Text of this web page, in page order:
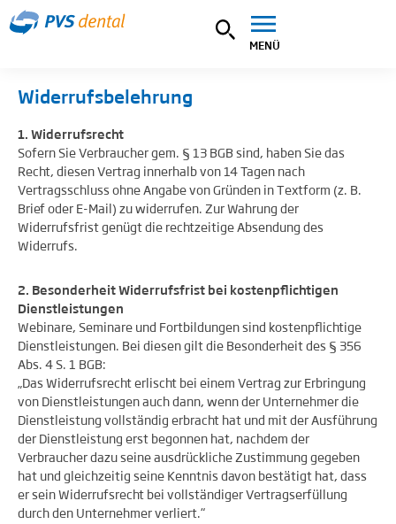
MENÜ
Widerrufsbelehrung
1. Widerrufsrecht
Sofern Sie Verbraucher gem. § 13 BGB sind, haben Sie das
Recht, diesen Vertrag innerhalb von 14 Tagen nach
Vertragsschluss ohne Angabe von Gründen in Textform (z. B.
Brief oder E-Mail) zu widerrufen. Zur Wahrung der
Widerrufsfrist genügt die rechtzeitige Absendung des
Widerrufs.
2. Besonderheit Widerrufsfrist bei kostenpflichtigen
Dienstleistungen
Webinare, Seminare und Fortbildungen sind kostenpflichtige
Dienstleistungen. Bei diesen gilt die Besonderheit des § 356
Abs. 4 S. 1 BGB:
„Das Widerrufsrecht erlischt bei einem Vertrag zur Erbringung
von Dienstleistungen auch dann, wenn der Unternehmer die
Dienstleistung vollständig erbracht hat und mit der Ausführung
der Dienstleistung erst begonnen hat, nachdem der
Verbraucher dazu seine ausdrückliche Zustimmung gegeben
hat und gleichzeitig seine Kenntnis davon bestätigt hat, dass
er sein Widerrufsrecht bei vollständiger Vertragserfüllung
durch den Unternehmer verliert.“